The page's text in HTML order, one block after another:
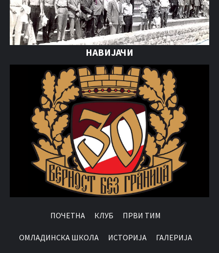
НАВИЈАЧИ
ПОЧЕТНА КЛУБ ПРВИ ТИМ
OМЛАДИНСКА ШКОЛА ИСТОРИЈА ГАЛЕРИЈА